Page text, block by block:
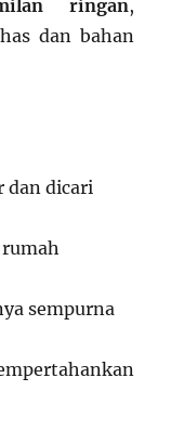
ringan,
dan bahan
dan dicari
sempurna